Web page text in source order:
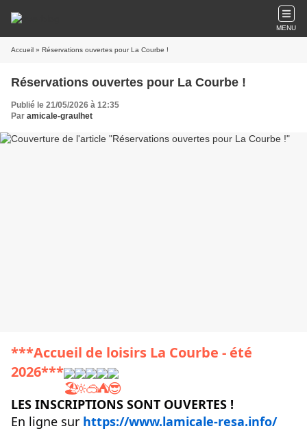
MENU
Accueil » Réservations ouvertes pour La Courbe !
Réservations ouvertes pour La Courbe !
Publié le 21/05/2026 à 12:35
Par amicale-graulhet
***Accueil de loisirs La Courbe - été
2026***
LES INSCRIPTIONS SONT OUVERTES !
En ligne sur https://www.lamicale-resa.info/